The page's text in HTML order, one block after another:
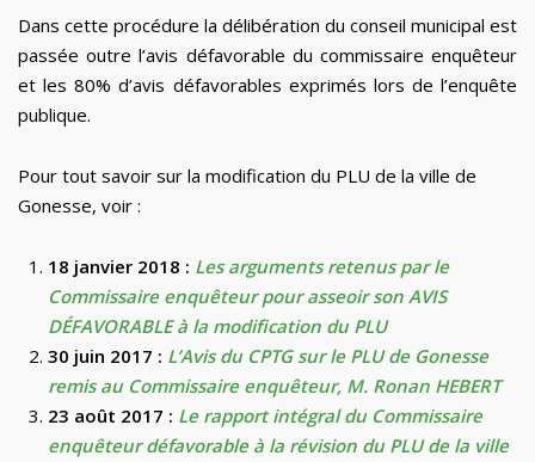
Dans cette procédure la délibération du conseil municipal est
passée outre l’avis défavorable du commissaire enquêteur
et les 80% d’avis défavorables exprimés lors de l’enquête
publique.
Pour tout savoir sur la modification du PLU de la ville de
Gonesse, voir :
18 janvier 2018 : Les arguments retenus par le
Commissaire enquêteur pour asseoir son AVIS
DÉFAVORABLE à la modification du PLU
30 juin 2017 : L’Avis du CPTG sur le PLU de Gonesse
remisau Commissaire enquêteur, M. Ronan HEBERT
23 août 2017 : Le rapport intégral du Commissaire
enquêteur défavorable à la révision du PLU de la ville